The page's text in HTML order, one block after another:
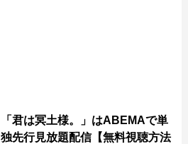
「君は冥土様。」はABEMAで単
独先行見放題配信【無料視聴方法